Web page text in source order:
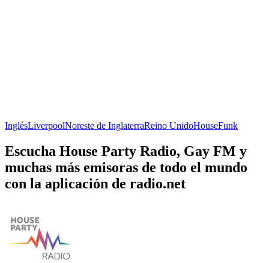
InglésLiverpoolNoreste de InglaterraReino UnidoHouseFunk
Escucha House Party Radio, Gay FM y
muchas más emisoras de todo el mundo
con la aplicación de radio.net